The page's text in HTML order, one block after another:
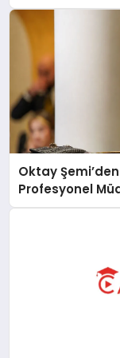
Oktay
Profesyonel